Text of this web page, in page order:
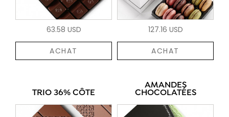
63.58 USD
ACHAT
127.16 USD
ACHAT
TRIO 36% CÔTE
AMANDES
CHOCOLATÉES